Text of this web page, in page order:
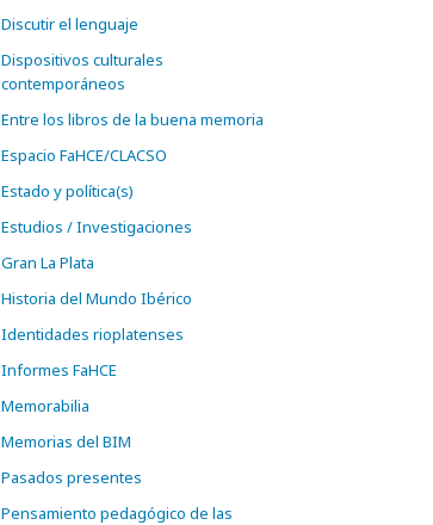
Discutir el lenguaje
Dispositivos culturales
contemporáneos
Entre los libros de la buena memoria
Espacio FaHCE/CLACSO
Estado y política(s)
Estudios / Investigaciones
Gran La Plata
Historia del Mundo Ibérico
Identidades rioplatenses
Informes FaHCE
Memorabilia
Memorias del BIM
Pasados presentes
Pensamiento pedagógico de las